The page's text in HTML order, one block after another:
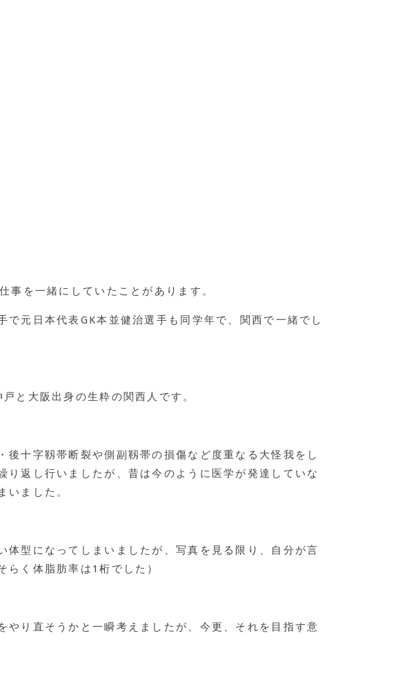
を一緒にしていたことがあります。
元日本代表GK本並健治選手も同学年で、関西で一緒でし
と大阪出身の生粋の関西人です。
十字靱帯断裂や側副靱帯の損傷など度重なる大怪我をし
返し行いましたが、昔は今のように医学が発達していな
いました。
型になってしまいましたが、写真を見る限り、自分が言
く体脂肪率は1桁でした）
り直そうかと一瞬考えましたが、今更、それを目指す意